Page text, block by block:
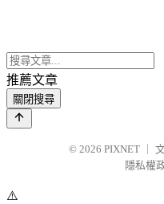
推薦文章
關閉搜尋
© 2026 PIXNET
隱私權
⚠️